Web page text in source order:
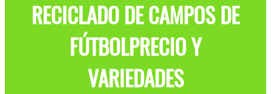
RECICLADO DE CAMPOS DE
FÚTBOLPRECIO Y
VARIEDADES